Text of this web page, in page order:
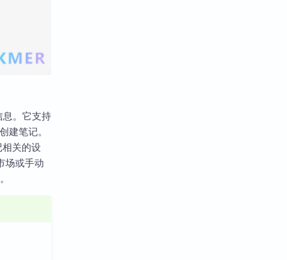
。它支持
笔记。
关的设
场或手动